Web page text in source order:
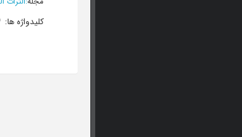
کلیدواژه ها: